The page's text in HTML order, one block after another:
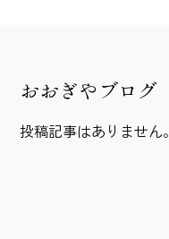
おおぎやブログ
投稿記事はありません。